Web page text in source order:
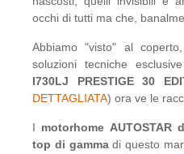
occhi di tutti ma che,
Abbiamo "visto" al
soluzioni tecniche
I730LJ PRESTIGE 30
DETTAGLIATA) ora ve le
I motorhome AUTOSTAR
top di gammadi questo